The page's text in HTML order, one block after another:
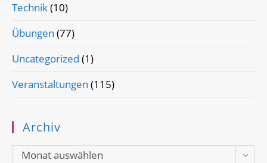
Technik(10)
Übungen (77)
Uncategorized (1)
Veranstaltungen (115)
Archiv
Archiv
Monat auswählen